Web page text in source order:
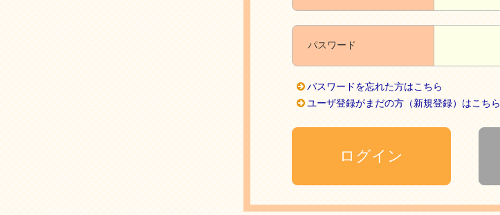
パスワード
パスワードを忘れた方はこちら
ユーザ登録がまだの方（新規登録）はこちら